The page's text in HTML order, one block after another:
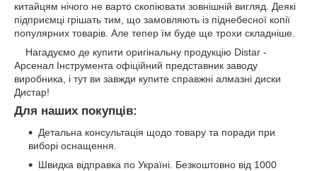
китайцям нічого не варто скопіювати зовнішній вигляд. Деякі
підприємці грішать тим, що замовляють із піднебесної копії
популярних товарів. Але тепер їм буде ще трохи складніше.
Нагадуємо де купити оригінальну продукцію Distar -
Арсенал Інструмента офіційний представник заводу
виробника, і тут ви завжди купите справжні алмазні диски
Дистар!
Для наших покупців:
Детальна консультація щодо товару та поради при
виборі оснащення.
Швидка відправка по Україні. Безкоштовно від 1000